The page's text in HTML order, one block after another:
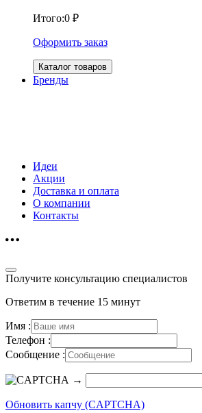
Итого:0 ₽
Оформить заказ
Каталог товаров
Бренды
Идеи
Акции
Доставка и оплата
О компании
Контакты
Получите консультацию специалистов
Ответим в течение 15 минут
Имя :
Телефон :
Сообщение :
→
Обновить капчу (CAPTCHA)